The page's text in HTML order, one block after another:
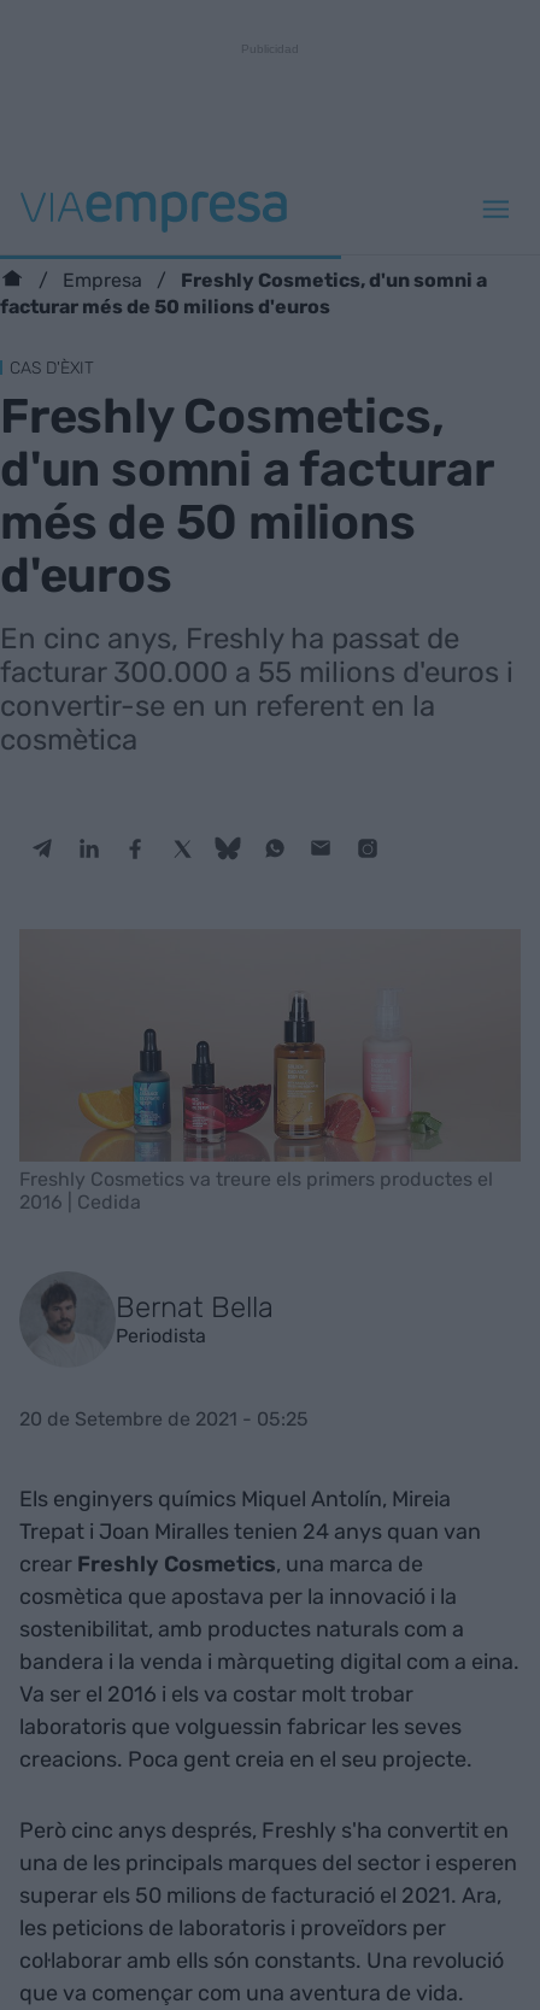
Empresa
Freshly Cosmetics, d'un somni a
facturar més de 50 milions d'euros
CAS D'ÈXIT
Freshly Cosmetics,
d'un somni a facturar
més de 50 milions
d'euros
En cinc anys, Freshly ha passat de
facturar 300.000 a 55 milions d'euros i
convertir-se en un referent en la
cosmètica
Freshly Cosmetics va treure els primers productes el
2016 | Cedida
Bernat Bella
Periodista
20 de Setembre de 2021 - 05:25
Els enginyers químics Miquel Antolín, Mireia
Trepat i Joan Miralles tenien 24 anys quan van
crear Freshly Cosmetics, una marca de
cosmètica que apostava per la innovació i la
sostenibilitat, amb productes naturals com a
bandera i la venda i màrqueting digital com a eina.
Va ser el 2016 i els va costar molt trobar
laboratoris que volguessin fabricar les seves
creacions. Poca gent creia en el seu projecte.
Però cinc anys després, Freshly s'ha convertit en
una de les principals marques del sector i esperen
superar els 50 milions de facturació el 2021. Ara,
les peticions de laboratoris i proveïdors per
col·laborar amb ells són constants. Una revolució
que va començar com una aventura de vida.